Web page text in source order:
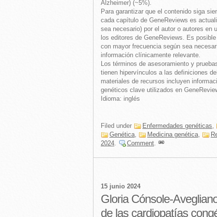
Alzheimer) (~5%).
Para garantizar que el contenido siga
cada capítulo de GeneReviews es
sea necesario) por el autor o autores en
los editores de GeneReviews. Es
con mayor frecuencia según sea
información clínicamente relevante.
Los términos de asesoramiento y
tienen hipervínculos a las definiciones
materiales de recursos incluyen
genéticos clave utilizados en
Idioma: inglés
Filed under Enfermedades genéticas,
Genética, Medicina genética,
2024. Comment.
15 junio 2024
Gloria Cónsole-
de las cardiopatías